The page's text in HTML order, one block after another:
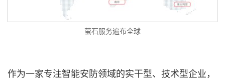
萤石服务遍布全球
作为一家专注智能安防领域的实干型、技术型企业，